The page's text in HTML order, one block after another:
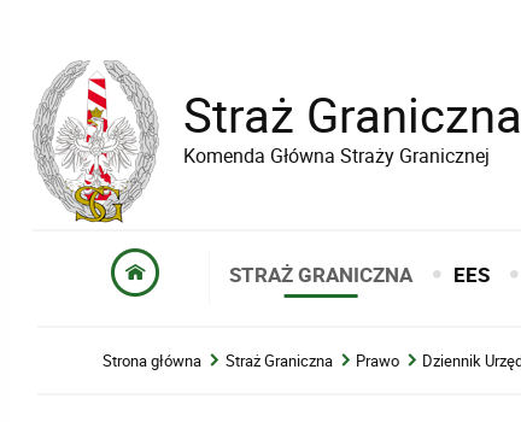
Straż Graniczna
Komenda Główna Straży Granicznej
STRAŻ GRANICZNA EES
Strona główna Straż Graniczna Prawo Dziennik